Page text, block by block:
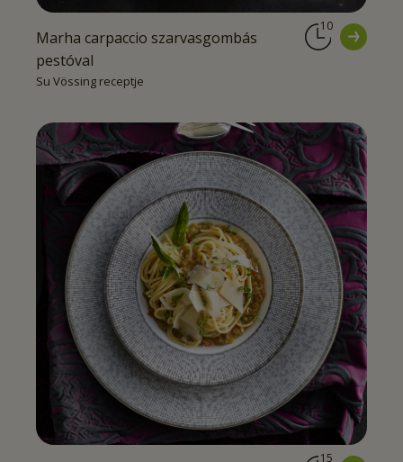
Marha carpaccio szarvasgombás
pestóval
Su Vössing receptje
10
15